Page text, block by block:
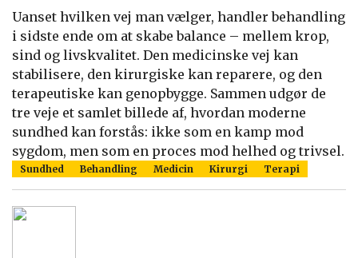
Uanset hvilken vej man vælger, handler behandling
i sidste ende om at skabe balance – mellem krop,
sind og livskvalitet. Den medicinske vej kan
stabilisere, den kirurgiske kan reparere, og den
terapeutiske kan genopbygge. Sammen udgør de
tre veje et samlet billede af, hvordan moderne
sundhed kan forstås: ikke som en kamp mod
sygdom, men som en proces mod helhed og trivsel.
Sundhed Behandling Medicin Kirurgi Terapi